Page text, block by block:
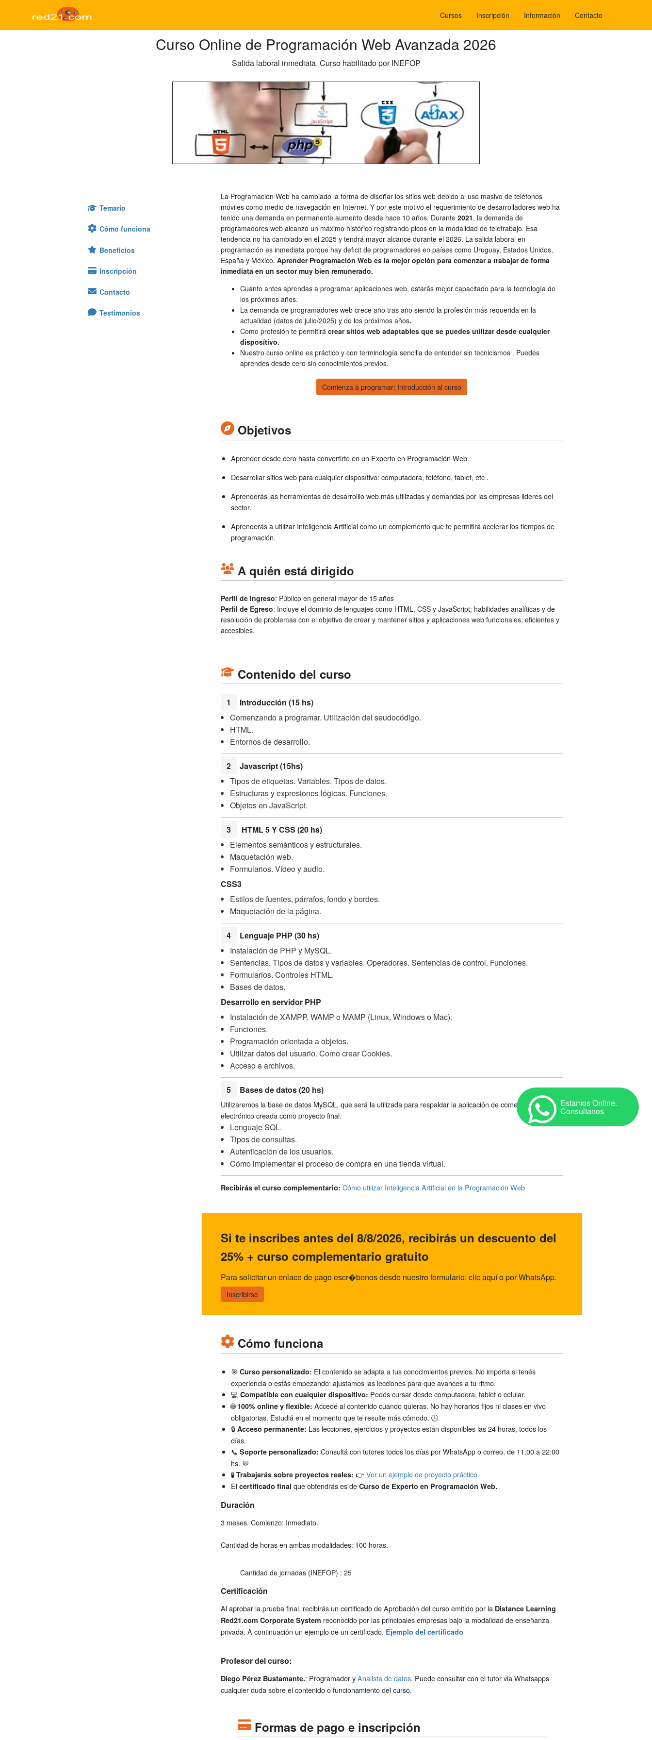
Cursos Inscripción Información Contacto
Estamos Online.
Consultanos
Curso Online de Programación Web Avanzada 2026
Salida laboral inmediata. Curso habilitado por INEFOP
Temario
Cómo funciona
Beneficios
Inscripción
Contacto
Testimonios
La Programación Web ha cambiado la forma de diseñar los sitios web debido al uso masivo de teléfonos
móviles como medio de navegación en Internet. Y por este motivo el requerimiento de desarrolladores web ha
tenido una demanda en permanente aumento desde hace 10 años. Durante 2021, la demanda de
programadores web alcanzó un máximo histórico registrando picos en la modalidad de teletrabajo. Esa
tendencia no ha cambiado en el 2025 y tendrá mayor alcance durante el 2026. La salida laboral en
programación es inmediata porque hay deficit de programadores en países como Uruguay, Estados Unidos,
España y México. Aprender Programación Web es la mejor opción para comenzar a trabajar de forma
inmediata en un sector muy bien remunerado.
Cuanto antes aprendas a programar aplicaciones web, estarás mejor capacitado para la tecnología de
los próximos años.
La demanda de programadores web crece año tras año siendo la profesión más requerida en la
actualidad (datos de julio/2025) y de los próximos años.
Como profesión te permitirácrear sitios web adaptables que se puedes utilizar desde cualquier
disposítivo.
Nuestro curso online es práctico y con terminología sencilla de entender sin tecnicismos . Puedes
aprendes desde cero sin conocimientos previos.
Comienza a programar: Introducción al curso
Objetivos
Aprender desde cero hasta convertirte en un Experto en Programación Web.
Desarrollar sitios web para cualquier disposítivo: computadora, teléfono, tablet, etc .
Aprenderás las herramientas de desarrolllo web más utilizadas y demandas por las empresas lideres del
sector.
Aprenderás a utilizar Inteligencia Artificial como un complemento que te permitirá acelerar los tiempos de
programación.
A quién está dirigido
Perfil de Ingreso: Público en general mayor de 15 años
Perfil de Egreso: Incluye el dominio de lenguajes como HTML, CSS y JavaScript; habilidades analíticas y de
resolución de problemas con el objetivo de crear y mantener sitios y aplicaciones web funcionales, eficientes y
accesibles.
Contenido del curso
1
Introducción (15 hs)
Comenzando a programar. Utilización del seudocódigo.
HTML.
Entornos de desarrollo.
2
Javascript (15hs)
Tipos de etiquetas. Variables. Tipos de datos.
Estructuras y expresiones lógicas. Funciones.
Objetos en JavaScript.
3
HTML 5 Y CSS (20 hs)
Elementos semánticos y estructurales.
Maquetación web.
Formularios. Vídeo y audio.
CSS3
Estilos de fuentes, párrafos, fondo y bordes.
Maquetación de la página.
4
Lenguaje PHP (30 hs)
Instalación de PHP y MySQL.
Sentencias. Tipos de datos y variables. Operadores. Sentencias de control. Funciones.
Formularios. Controles HTML.
Bases de datos.
Desarrollo en servidor PHP
Instalación de XAMPP, WAMP o MAMP (Linux, Windows o Mac).
Funciones.
Programación orientada a objetos.
Utilizar datos del usuario. Como crear Cookies.
Acceso a archivos.
5 Bases de datos (20 hs)
Utilizaremos la base de datos MySQL, que será la utilizada para respaldar la aplicación de comercio
electrónico creada como proyecto final.
Lenguaje SQL.
Tipos de consultas.
Autenticación de los usuarios.
Cómo implementar el proceso de compra en una tienda virtual.
Recibirás el curso complementario: Cómo utilizar Inteligencia Artificial en la Programación Web
Si te inscribes antes del 8/8/2026, recibirás un descuento del
25% + curso complementario gratuito
Para solicitar un enlace de pago escr�benos desde nuestro formulario: clic aquío porWhatsApp.
Inscribirse
Cómo funciona
🎯 Curso personalizado: El contenido se adapta a tus conocimientos previos. No importa si tenés
experiencia o estás empezando: ajustamos las lecciones para que avances a tu ritmo.
💻 Compatible con cualquier dispositivo: Podés cursar desde computadora, tablet o celular.
🌐 100% online y flexible: Accedé al contenido cuando quieras. No hay horarios fijos ni clases en vivo
obligatorias. Estudiá en el momento que te resulte más cómodo. 🕒
🔒 Acceso permanente: Las lecciones, ejercicios y proyectos están disponibles las 24 horas, todos los
días.
📞 Soporte personalizado: Consultá con tutores todos los días por WhatsApp o correo, de 11:00 a 22:00
hs. 💬
🧪 Trabajarás sobre proyectos reales: 👉Ver un ejemplo de proyecto práctico
El certificado final que obtendrás es de Curso de Experto en Programación Web.
Duración
3 meses. Comienzo: Inmediato.
Cantidad de horas en ambas modalidades: 100 horas.
Cantidad de jornadas (INEFOP) : 25
Certificación
Al aprobar la prueba final, recibirás un certificado de Aprobación del curso emitido por la Distance Learning
Red21.com Corporate System reconocido por las principales empresas bajo la modalidad de enseñanza
privada. A continuación un ejemplo de un certificado. Ejemplo del certificado
Profesor del curso:
Diego Pérez Bustamante.: Programador yAnalista de datos. Puede consultar con el tutor via Whatsapps
cualquier duda sobre el contenido o funcionamiento del curso.
Formas de pago e inscripción